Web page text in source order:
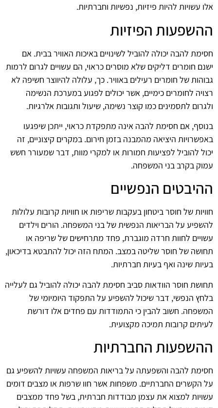
אלו עשויות להיות פיזיות, נפשיות וחברתיות.
ההשפעות הפיזיות
חסימת להבה יכולה להוביל לשינויים באיכות האוויר בבית. אם
ישנם חומרים דליקים שלא מוסרים כראוי, הם עשויים לגרום לרמות
גבוהות של חומרים רעילים באוויר. כך, עלולה להיווצר חשיפה לא
רצויה לחומרים כימיים, אשר יכולים לפגוע במערכת הנשימה
ולגרום לתסמינים כמו קוצר נשימה, שיעול ותגובות אלרגיות.
בנוסף, אם חסימת להבה אינה מתפקדת כראוי, ייתכן שיפגעו
באפשרויות היציאה מהמבנה בזמן חירום. במקרים קיצוניים, זה
יכול להוביל לפציעות חמורות או למקרי מוות, דבר שמעורר חשש
עמוק בקרב בני המשפחה.
ההיבטים הנפשיים
חוויות של חוסר ביטחון בעקבות שריפות או חוויות קרובות עלולות
להשפיע על הבריאות הנפשית של בני המשפחה. הורים וילדים
עשויים לחוות חרדה מוגברת, פחד מתרחישים של שריפה או
תחושה של חוסר שליטה במצב. המתח הזה יכול להתבטא בדיכאון,
בעיות שינה ואף בעיות חברתיות.
תחושת חוסר הוודאות סביב חסימת להבה יכולה להוביל גם לעלייה
בלחץ הנפשי, דבר שיכול להשפיע על התפקוד היומיומי של
המשפחה. חשוב להבין כי התמודדות עם פחדים אלו דורשת
לעיתים קרובות תמיכה מקצועית.
ההשפעות החברתיות
חסימת להבה והשפעתה על בריאות המשפחה עשויות להשפיע גם
על הקשרים החברתיים. משפחות אשר חוו שרפות או מצבים דומים
עשויות למצוא את עצמן מבודדות חברתית, בשל פחד ממצבים